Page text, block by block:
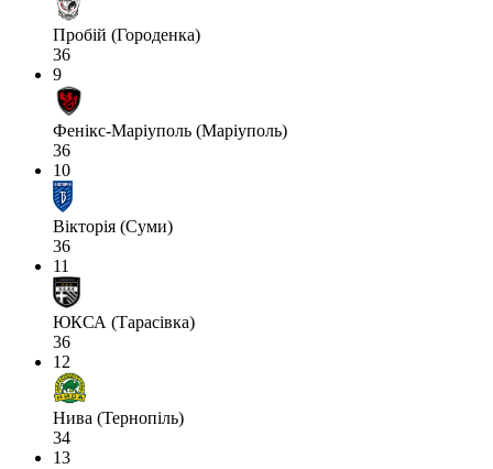
Пробій (Городенка)
36
9
Фенікс-Маріуполь (Маріуполь)
36
10
Вікторія (Суми)
36
11
ЮКСА (Тарасівка)
36
12
Нива (Тернопіль)
34
13